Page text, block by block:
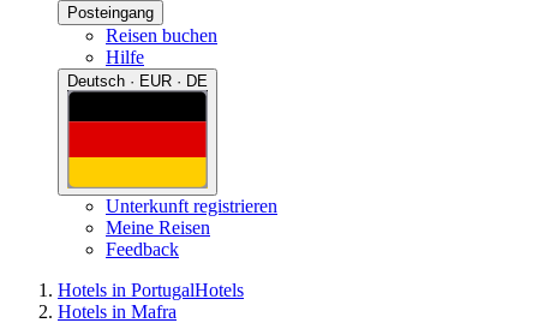
Posteingang
Reisen buchen
Hilfe
Deutsch · EUR · DE
Unterkunft registrieren
Meine Reisen
Feedback
Hotels in PortugalHotels
Hotels in Mafra